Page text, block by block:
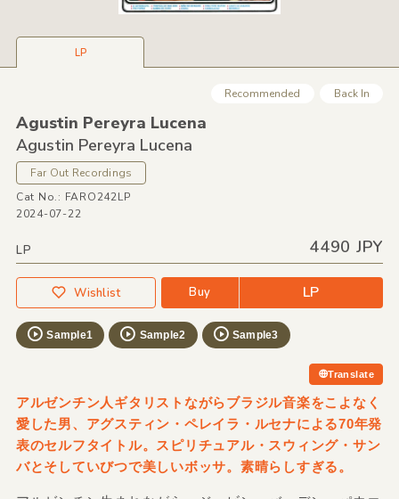
LP
Recommended Back In
Agustin Pereyra Lucena
Agustin Pereyra Lucena
Far Out Recordings
Cat No.: FARO242LP
2024-07-22
LP 4490 JPY
Wishlist Buy LP
Sample1 Sample2 Sample3
Translate
アルゼンチン人ギタリストながらブラジル音楽をこよなく
愛した男、アグスティン・ペレイラ・ルセナによる70年発
表のセルフタイトル。スピリチュアル・スウィング・サン
バとそしていびつで美しいボッサ。素晴らしすぎる。